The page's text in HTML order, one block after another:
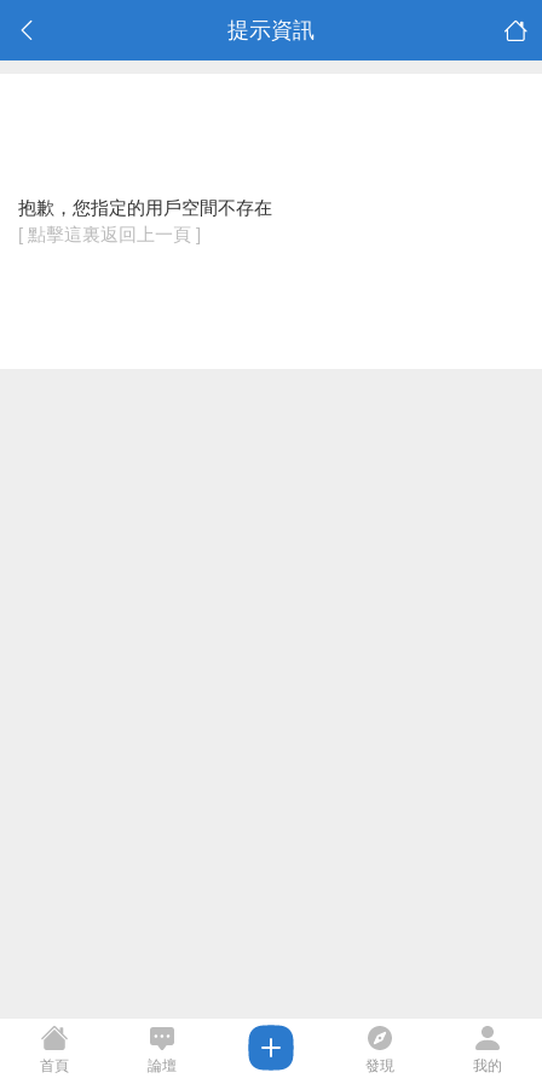
提示資訊
抱歉，您指定的用戶空間不存在
[ 點擊這裏返回上一頁 ]
首頁 論壇 發現 我的